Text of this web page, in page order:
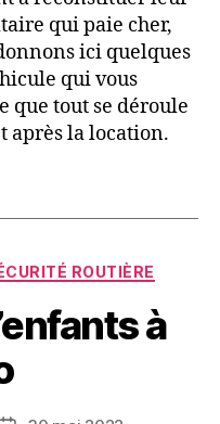
les
pièges
qui paie cher,
ici quelques
qui vous
que tout se déroule
après la location.
ROUTIÈRE
à